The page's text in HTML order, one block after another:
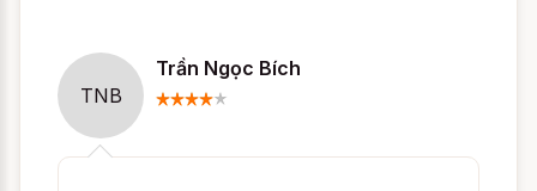
Rất tiếc, sản phẩmĐồ ngủ Pijama phong
cánh Hàn Quốc Én Nhỏ
nhất một màu
màu sắc khác, chúng tôi xin lỗi bạn vì trải
TNB
Trần Ngọc Bích